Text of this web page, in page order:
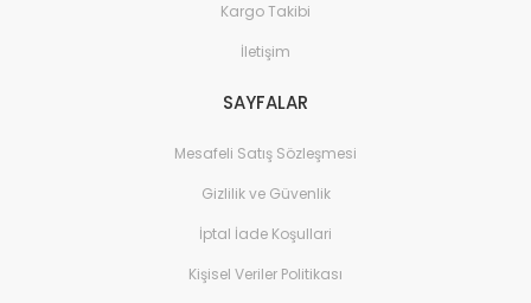
Kargo Takibi
İletişim
SAYFALAR
Mesafeli Satış Sözleşmesi
Gizlilik ve Güvenlik
İptal İade Koşullari
Kişisel Veriler Politikası